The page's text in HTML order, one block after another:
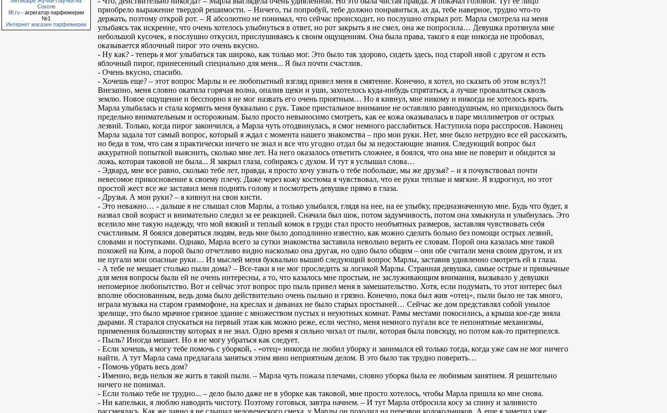
Соколе
fifi.ru - агрегатор парфюмерии
№1
Интернет магазин парфюмерии
приобрело выражение твердой решимости. – Ничего, ты попробуй, тебе должно понравиться, ах да, тебе наверное, трудно что-то
держать, поэтому открой рот. – Я абсолютно не понимал, что сейчас происходит, но послушно открыл рот. Марла смотрела на меня
улыбаясь так искренне, что очень хотелось улыбнуться в ответ, но рот закрыть я не смел, она же попросила… Девушка протянула мне
небольшой кусочек, я послушно откусил, прислушиваясь к своим ощущениям. Она была права, такого я еще никогда не пробовал,
оказывается яблочный пирог это очень вкусно.
- Ну как? - теперь я мог улыбаться так широко, как только мог. Это было так здорово, сидеть здесь, под старой ивой с другом и есть
яблочный пирог, принесенный специально для меня... Я был почти счастлив.
- Очень вкусно, спасибо.
- Хочешь еще? – этот вопрос Марлы и ее любопытный взгляд привел меня в смятение. Конечно, я хотел, но сказать об этом вслух?!
Внезапно, меня словно окатила горячая волна, опалив щеки и уши, захотелось куда-нибудь спрятаться, а лучше провалиться сквозь
землю. Новое ощущение и бесспорно я не мог назвать его очень приятным… Но я кивнул, мне никому и никогда не хотелось врать.
Марла улыбалась и стала кормить меня буквально с рук. Такое пристальное внимание не оставляло равнодушным, но приходилось быть
предельно внимательным и осторожным. Было просто невыносимо смотреть, как ее кожа оказывалась в паре миллиметров от острых
лезвий. Только, когда пирог закончился, а Марла чуть отодвинулась, я смог немного расслабиться. Наступила пора расспросов. Наконец
Марла задала тот самый вопрос, который я ждал с момента нашего знакомства – про мои руки. Нет, мне было нетрудно все ей рассказать,
но беда в том, что сам я практически ничего не знал и все что угодно отдал бы за недостающие знания. Следующий вопрос был
аккуратной попыткой выяснить, сколько мне лет. На него оказалось ответить сложнее, я боялся, что она мне не поверит и обидится за
ложь, которая таковой не была... Я закрыл глаза, собираясь с духом. И тут я услышал слова…
- Эдвард, мне все равно, сколько тебе лет, правда, я просто хочу узнать о тебе побольше, мы же друзья? – и я почувствовал почти
невесомое прикосновение к своему плечу. Даже через кожу костюма я чувствовал, что ее руки теплые и мягкие. Я вздрогнул, но этот
простой жест все же заставил меня поднять голову и посмотреть девушке прямо в глаза.
- Друзья. А мои руки? – я кивнул на свои кисти.
- Это неважно… - дальше я не слышал слов Марлы, а только улыбался, глядя на нее, на ее улыбку, предназначенную мне. Будь что будет, я
назвал свой возраст и внимательно следил за ее реакцией. Сначала был шок, потом задумчивость, потом она хмыкнула и улыбнулась. Это
вселило мне такую надежду, что мой вязкий и теплый комок в груди стал просто необъятных размеров, заставляя чувствовать себя
счастливым. Я боялся доверяться людям, ведь мне было доподлинно известно, как можно сделать больно без помощи острых лезвий,
словами и поступками. Однако, Марла всего за сутки знакомства заставила невольно верить ее словам. Порой она казалась мне такой
похожей на Ким, а порой было отчетливо видно насколько она другая, но одно было общим – они обе считали меня своим другом, и их
не пугали мои опасные руки… Из мыслей меня буквально вышиб следующий вопрос Марлы, заставив удивленно смотреть ей в глаза.
- А тебе не мешает столько пыли дома? – Все-таки я не мог проследить за логикой Марлы. Странная девушка, самые острые и привычные
для меня вопросы были ей не очень интересны, а то, что казалось мне простым, не заслуживающим внимания, вызывало у девушки
непомерное любопытство. Вот и сейчас этот вопрос про пыль привел меня в замешательство. Хотя, если подумать, то этот интерес был
вполне обоснованным, ведь дома было действительно очень пыльно и грязно. Конечно, пока был жив «отец», пыли было не так много,
играла музыка на старом граммофоне, на креслах и диванах не было старых простыней… Сейчас же дом представлял собой унылое
зрелище, это было мрачное грязное здание с множеством пустых и неуютных комнат. Рамы местами покосились, а крыша кое-где зияла
дырами. Я старался спускаться на первый этаж как можно реже, если честно, меня немного пугали все те непонятные механизмы,
применения большинству которых я не знал. Одно время я сильно чихал от пыли, которая была повсюду, но потом как-то притерпелся.
- Пыль? Иногда мешает. Но я не могу убраться как следует.
- Если хочешь, я могу тебе помочь с уборкой, - «отец» никогда не любил уборку и занимался ей только тогда, когда уже сам не мог ничего
найти. А тут Марла сама предлагала заняться этим явно неприятным делом. В это было так трудно поверить…
- Помочь убрать весь дом?
- Именно, ведь нельзя же жить в такой пыли. – Марла чуть пожала плечами, словно уборка была ее любимым занятием. Я решительно
ничего не понимал.
- Если только тебе не трудно... – дело было даже не в уборке как таковой, мне просто хотелось, чтобы Марла пришла ко мне снова.
- Ни капельки, я люблю наводить чистоту. Поэтому готовься, завтра начнем. – И тут Марла отбросила косу за спину и заливисто
рассмеялась. Как же давно я не слышал человеческого смеха, у Марлы он походил на перезвон колокольчиков. А еще я заметил уже